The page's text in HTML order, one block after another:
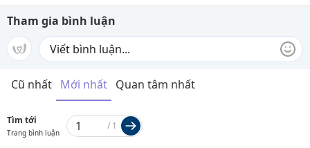
Tham gia bình luận
Cũ nhất Mới nhất Quan tâm nhất
Tìm tới
Trang bình luận
/ 1